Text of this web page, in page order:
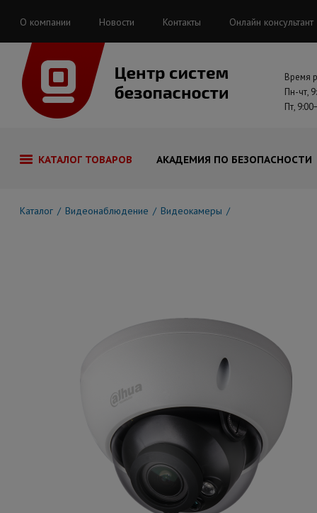
О компании Новости Контакты Онлайн консультант
Время
Пн-чт,
Пт,
КАТАЛОГ ТОВАРОВ АКАДЕМИЯ ПО БЕЗОПАСНОСТИ
Каталог Видеонаблюдение Видеокамеры